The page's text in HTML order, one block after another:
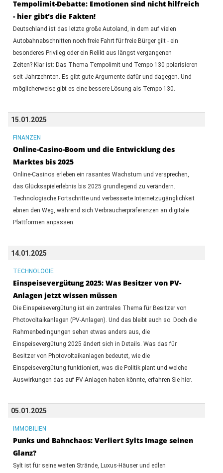
Tempolimit-Debatte: Emotionen sind nicht hilfreich
- hier gibt's die Fakten!
Deutschland ist das letzte große Autoland, in dem auf vielen
Autobahnabschnitten noch freie Fahrt für freie Bürger gilt - ein
besonderes Privileg oder ein Relikt aus längst vergangenen
Zeiten? Klar ist: Das Thema Tempolimit und Tempo 130 polarisieren
seit Jahrzehnten. Es gibt gute Argumente dafür und dagegen. Und
möglicherweise gibt es eine bessere Lösung als Tempo 130.
15.01.2025
FINANZEN
Online-Casino-Boom und die Entwicklung des
Marktes bis 2025
Online-Casinos erleben ein rasantes Wachstum und versprechen,
das Glücksspielerlebnis bis 2025 grundlegend zu verändern.
Technologische Fortschritte und verbesserte Internetzugänglichkeit
ebnen den Weg, während sich Verbraucherpräferenzen an digitale
Plattformen anpassen.
14.01.2025
TECHNOLOGIE
Einspeisevergütung 2025: Was Besitzer von PV-
Anlagen jetzt wissen müssen
Die Einspeisevergütung ist ein zentrales Thema für Besitzer von
Photovoltaikanlagen (PV-Anlagen). Und das bleibt auch so. Doch die
Rahmenbedingungen sehen etwas anders aus, die
Einspeisevergütung 2025 ändert sich in Details. Was das für
Besitzer von Photovoltaikanlagen bedeutet, wie die
Einspeisevergütung funktioniert, was die Politik plant und welche
Auswirkungen das auf PV-Anlagen haben könnte, erfahren Sie hier.
05.01.2025
IMMOBILIEN
Punks und Bahnchaos: Verliert Sylts Image seinen
Glanz?
Sylt ist für seine weiten Strände, Luxus-Häuser und edlen